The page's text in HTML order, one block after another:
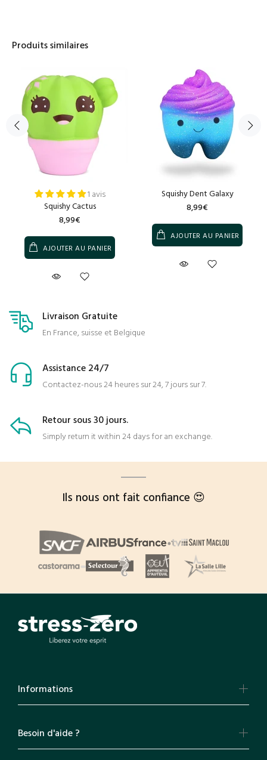
Produits similaires
1 avis
Squishy Cactus
8,99€
AJOUTER AU PANIER
Squishy Dent Galaxy
8,99€
AJOUTER AU PANIER
Livraison Gratuite
En France, suisse et Belgique
Assistance 24/7
Contactez-nous 24 heures sur 24, 7 jours sur 7.
Retour sous 30 jours.
Simply return it within 24 days for an exchange.
Ils nous ont fait confiance 😍
Informations
Besoin d'aide ?